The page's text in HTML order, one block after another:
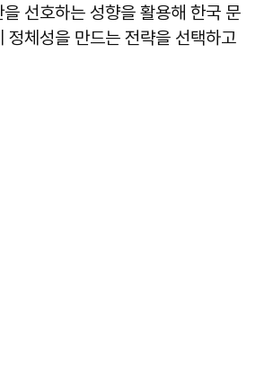
선호하는 성향을 활용해 한국 문
정체성을 만드는 전략을 선택하고